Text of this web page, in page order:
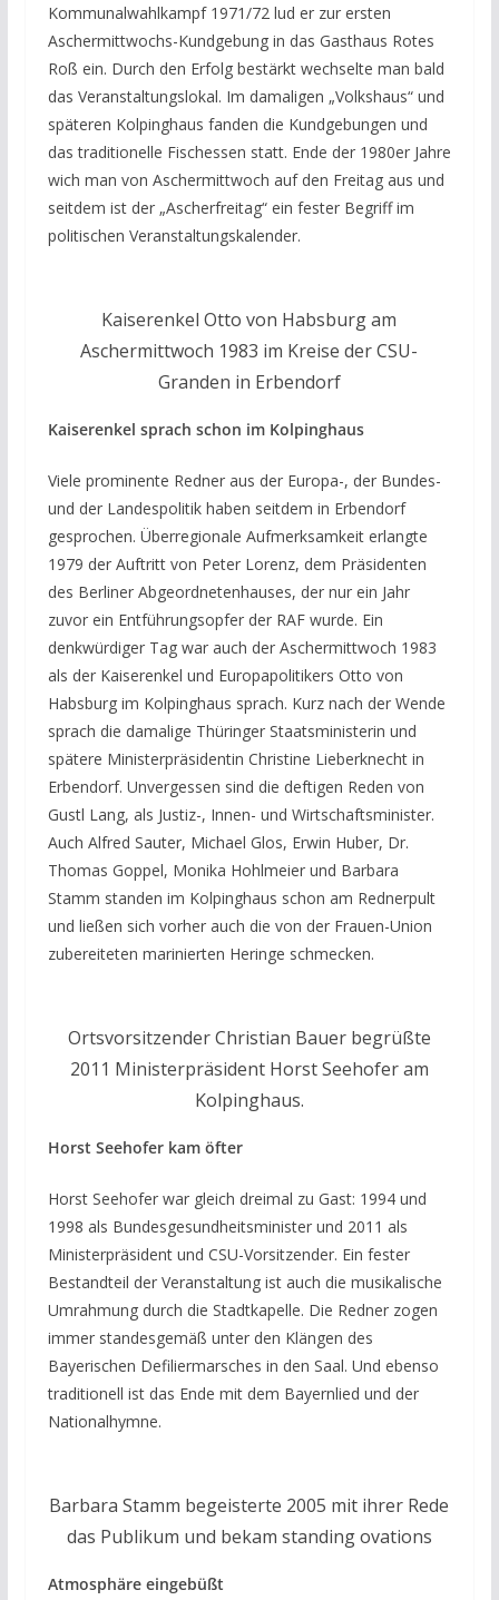
Kommunalwahlkampf 1971/72 lud er zur ersten
Aschermittwochs-Kundgebung in das Gasthaus Rotes
Roß ein. Durch den Erfolg bestärkt wechselte man bald
das Veranstaltungslokal. Im damaligen „Volkshaus“ und
späteren Kolpinghaus fanden die Kundgebungen und
das traditionelle Fischessen statt. Ende der 1980er Jahre
wich man von Aschermittwoch auf den Freitag aus und
seitdem ist der „Ascherfreitag“ ein fester Begriff im
politischen Veranstaltungskalender.
Kaiserenkel Otto von Habsburg am
Aschermittwoch 1983 im Kreise der CSU-
Granden in Erbendorf
Kaiserenkel sprach schon im Kolpinghaus
Viele prominente Redner aus der Europa-, der Bundes-
und der Landespolitik haben seitdem in Erbendorf
gesprochen. Überregionale Aufmerksamkeit erlangte
1979 der Auftritt von Peter Lorenz, dem Präsidenten
des Berliner Abgeordnetenhauses, der nur ein Jahr
zuvor ein Entführungsopfer der RAF wurde. Ein
denkwürdiger Tag war auch der Aschermittwoch 1983
als der Kaiserenkel und Europapolitikers Otto von
Habsburg im Kolpinghaus sprach. Kurz nach der Wende
sprach die damalige Thüringer Staatsministerin und
spätere Ministerpräsidentin Christine Lieberknecht in
Erbendorf. Unvergessen sind die deftigen Reden von
Gustl Lang, als Justiz-, Innen- und Wirtschaftsminister.
Auch Alfred Sauter, Michael Glos, Erwin Huber, Dr.
Thomas Goppel, Monika Hohlmeier und Barbara
Stamm standen im Kolpinghaus schon am Rednerpult
und ließen sich vorher auch die von der Frauen-Union
zubereiteten marinierten Heringe schmecken.
Ortsvorsitzender Christian Bauer begrüßte
2011 Ministerpräsident Horst Seehofer am
Kolpinghaus.
Horst Seehofer kam öfter
Horst Seehofer war gleich dreimal zu Gast: 1994 und
1998 als Bundesgesundheitsminister und 2011 als
Ministerpräsident und CSU-Vorsitzender. Ein fester
Bestandteil der Veranstaltung ist auch die musikalische
Umrahmung durch die Stadtkapelle. Die Redner zogen
immer standesgemäß unter den Klängen des
Bayerischen Defiliermarsches in den Saal. Und ebenso
traditionell ist das Ende mit dem Bayernlied und der
Nationalhymne.
Barbara Stamm begeisterte 2005 mit ihrer Rede
das Publikum und bekam standing ovations
Atmosphäre eingebüßt